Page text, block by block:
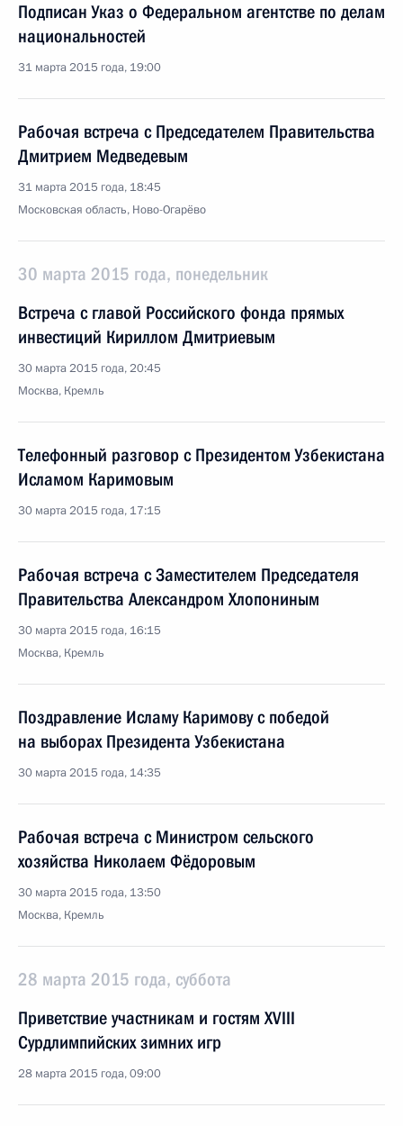
Подписан Указ о Федеральном агентстве по делам
национальностей
31 марта 2015 года, 19:00
Рабочая встреча с Председателем Правительства
Дмитрием Медведевым
31 марта 2015 года, 18:45
Московская область, Ново-Огарёво
30 марта 2015 года, понедельник
Встреча с главой Российского фонда прямых
инвестиций Кириллом Дмитриевым
30 марта 2015 года, 20:45
Москва, Кремль
Телефонный разговор с Президентом Узбекистана
Исламом Каримовым
30 марта 2015 года, 17:15
Рабочая встреча с Заместителем Председателя
Правительства Александром Хлопониным
30 марта 2015 года, 16:15
Москва, Кремль
Поздравление Исламу Каримову с победой
на выборах Президента Узбекистана
30 марта 2015 года, 14:35
Рабочая встреча с Министром сельского
хозяйства Николаем Фёдоровым
30 марта 2015 года, 13:50
Москва, Кремль
28 марта 2015 года, суббота
Приветствие участникам и гостям XVIII
Сурдлимпийских зимних игр
28 марта 2015 года, 09:00